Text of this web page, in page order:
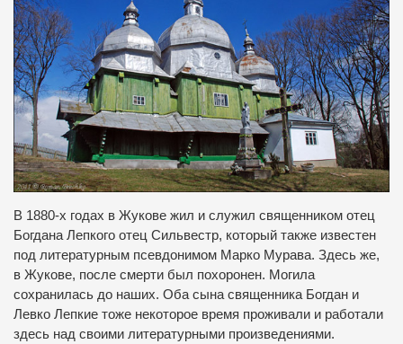
В 1880-х годах в Жукове жил и служил священником отец
Богдана Лепкого отец Сильвестр, который также известен
под литературным псевдонимом Марко Мурава. Здесь же,
в Жукове, после смерти был похоронен. Могила
сохранилась до наших. Оба сына священника Богдан и
Левко Лепкие тоже некоторое время проживали и работали
здесь над своими литературными произведениями.